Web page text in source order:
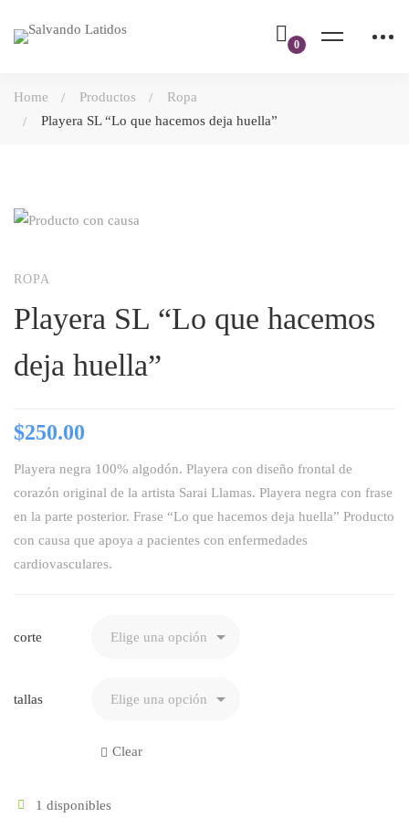
Home Productos
Ropa
Playera SL “Lo que hacemos deja huella”
ROPA
Playera SL “Lo que hacemos
deja huella”
$250.00
Playera negra 100% algodón. Playera con diseño frontal de
corazón original de la artista Sarai Llamas. Playera negra con frase
en la parte posterior. Frase “Lo que hacemos deja huella” Producto
con causa que apoya a pacientes con enfermedades
cardiovasculares.
corte
tallas
Clear
1 disponibles